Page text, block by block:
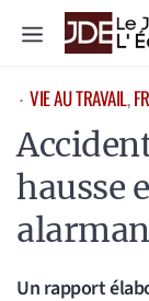
Menu
⋅ VIE AU TRAVAIL,
hausse
Un rapport